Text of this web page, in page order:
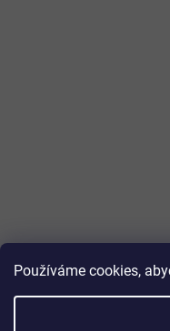
Používáme cookies,